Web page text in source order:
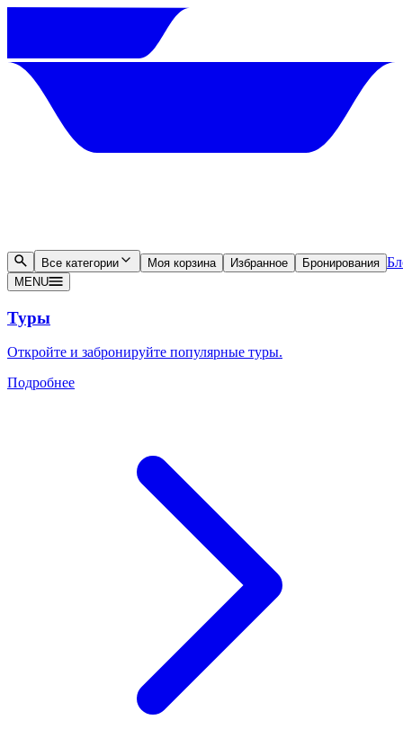
Все категории Моя корзина Избранное Бронирования
MENU
Туры
Откройте и забронируйте популярные туры.
Подробнее